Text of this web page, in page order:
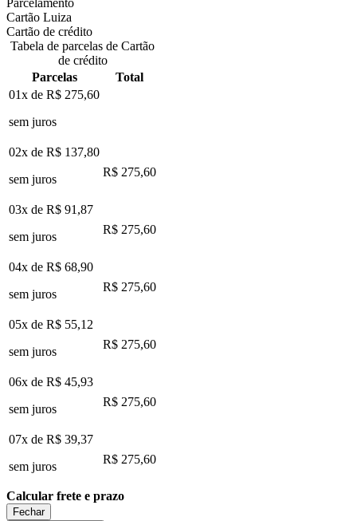
Cartão Luiza
Cartão de crédito
Tabela de parcelas de Cartão
de crédito
Parcelas
Total
01x de R$ 275,60
sem juros
02x de R$ 137,80
sem juros
R$ 275,60
03x de R$ 91,87
sem juros
R$ 275,60
04x de R$ 68,90
sem juros
R$ 275,60
05x de R$ 55,12
sem juros
R$ 275,60
06x de R$ 45,93
sem juros
R$ 275,60
07x de R$ 39,37
sem juros
R$ 275,60
Calcular frete e prazo
Fechar